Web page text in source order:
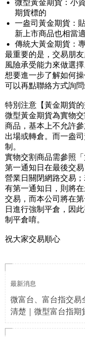
微型黃金期貨：小
期貨標的
一盎司黃金期貨：
新上市商品也相當
傳統大黃金期貨：
最重要的是，交易朋
風險承受能力來做選擇
想要進一步了解如何
可以再點聯絡方式詢問
特別注意【黃金期貨
微型黃金期貨為實物
商品，基本上不允許
出場或轉倉。而一盎
制。
實物交割商品需參照
第一通知日在最後交
營業日關閉網路交易
有第一通知日，則將
交易，而本公司將在
日進行強制平倉，因
制平倉唷。
祝大家交易順心
最新消息
微富台、富台指交易
清楚｜微型富台指期